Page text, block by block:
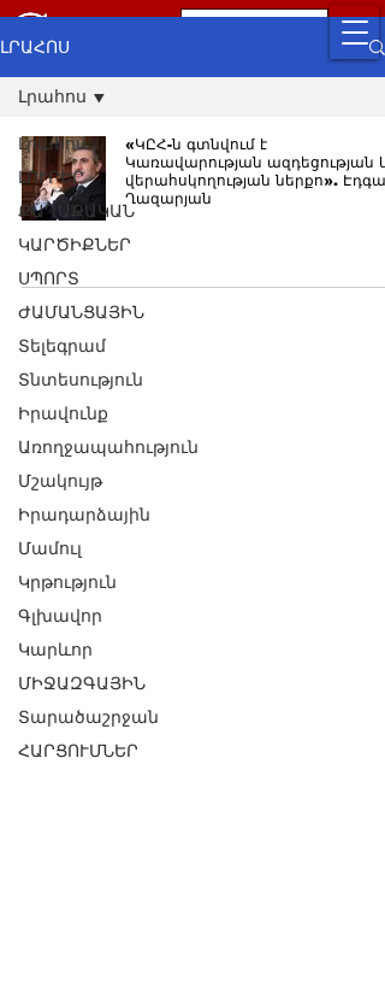
ԼՐԱՀՈՍ
Լրահոս
ԼՈՒՐԵՐ
ՔԱՂԱՔԱԿԱՆ
ԿԱՐԾԻՔՆԵՐ
ՍՊՈՐՏ
ԺԱՄԱՆՑԱՅԻՆ
Տելեգրամ
Տնտեսություն
Իրավունք
Առողջապահություն
Մշակույթ
Իրադարձային
Մամուլ
Կրթություն
Գլխավոր
Կարևոր
ՄԻՋԱԶԳԱՅԻՆ
Տարածաշրջան
ՀԱՐՑՈՒՄՆԵՐ
Լրահոս
«ԿԸՀ-ն գտնվում է
Կառավարության ազդեցության և
վերահսկողության ներքո».
Ղազարյան